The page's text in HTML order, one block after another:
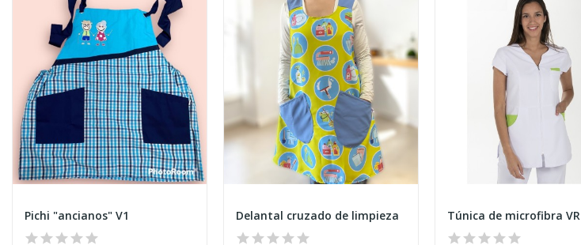
Pichi "ancianos" V1 Delantal cruzado de limpieza Túnica de microfibra VR